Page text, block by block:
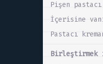
Pişen
İçerisine
Pastacı
Birleştirmek